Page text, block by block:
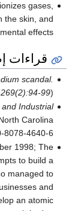
gases,
the skin, and
effects.
قراءات
scandal.
99)
Industrial
Carolina
8078-4640-6.
1998; The
to build a
managed to
and
an atomic